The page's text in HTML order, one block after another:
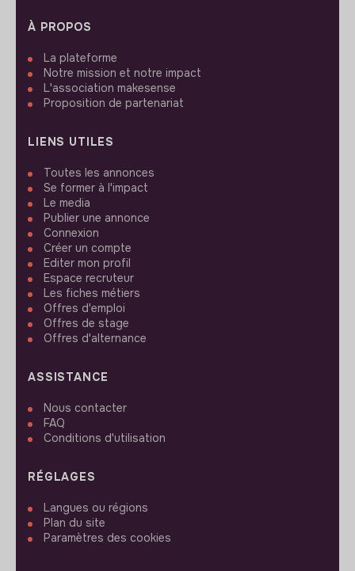
À PROPOS
La plateforme
Notre mission et notre impact
L'association makesense
Proposition de partenariat
LIENS UTILES
Toutes les annonces
Se former à l'impact
Le media
Publier une annonce
Connexion
Créer un compte
Editer mon profil
Espace recruteur
Les fiches métiers
Offres d'emploi
Offres de stage
Offres d'alternance
ASSISTANCE
Nous contacter
FAQ
Conditions d'utilisation
RÉGLAGES
Langues ou régions
Plan du site
Paramètres des cookies